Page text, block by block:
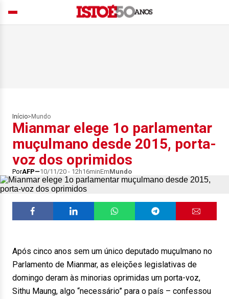
Início> Mundo
Mianmar elege 1o parlamentar
muçulmano desde 2015, porta-
voz dos oprimidos
PorAFP 10/11/20 - 12h16minEmMundo
Após cinco anos sem um único deputado muçulmano no
Parlamento de Mianmar, as eleições legislativas de
domingo deram às minorias oprimidas um porta-voz,
Sithu Maung, algo “necessário” para o país – confessou